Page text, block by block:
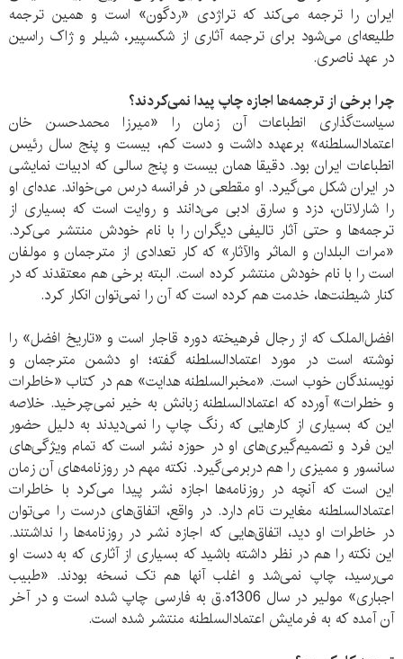
ایران را ترجمه می‌کند که تراژدی «رد‌گون» است و همین ترجمه
طلیعه‌ای می‌شود برای ترجمه آثاری از شکسپیر، شیلر و ژاک راسین
در عهد ناصری.
چرا برخی از ترجمه‌ها اجازه چاپ پیدا نمی‌کردند؟
سیاست‌گذاری انطباعات آن زمان را «میرزا محمدحسن خان
اعتماد‌السلطنه» برعهده داشت و دست کم، بیست و پنج سال رئیس
انطباعات ایران بود. دقیقا همان بیست و پنج سالی که ادبیات نمایشی
در ایران شکل می‌گیرد. او مقطعی در فرانسه درس می‌خواند. عده‌ای او
را شارلاتان، دزد و سارق ادبی می‌دانند و روایت است که بسیاری از
ترجمه‌ها و حتی آثار تالیفی دیگران را با نام خودش منتشر می‌کرد.
«مرات البلدان و الماثر والآثار» که کار تعدادی از مترجمان و مولفان
است را با نام خودش منتشر کرده است. البته برخی هم معتقدند که در
کنار شیطنت‌ها، خدمت هم کرده است که آن را نمی‌توان انکار کرد.
افضل‌الملک که از رجال فرهیخته دوره قاجار است و «تاریخ افضل» را
نوشته است در مورد اعتماد‌السلطنه گفته؛ او دشمن مترجمان و
نویسندگان خوب است. «مخبرالسلطنه هدایت» هم در کتاب «خاطرات
و خطرات» آورده که اعتماد‌السلطنه زبانش به خیر نمی‌چرخید. خلاصه
این که بسیاری از کارهایی که رنگ چاپ را نمی‌دیدند به دلیل حضور
این فرد و تصمیم‌گیری‌های او در حوزه نشر است که تمام ویژگی‌های
سانسور و ممیزی را هم دربرمی‌گیرد. نکته مهم در روزنامه‌های آن زمان
این است که آنچه در روزنامه‌ها اجازه نشر پیدا می‌کرد با خاطرات
اعتماد‌السلطنه مغایرت تام دارد. در واقع، اتفاق‌های درست را می‌توان
در خاطرات او دید، اتفاق‌هایی که اجازه نشر در روزنامه‌ها را نداشتند.
این نکته را هم در نظر داشته باشید که بسیاری از آثاری که به دست او
می‌رسید، چاپ نمی‌شد و اغلب آنها هم تک نسخه بودند. «طبیب
اجباری» مولیر در سال 1306ه.ق به فارسی چاپ شده است و در آخر
آن آمده که به فرمایش اعتماد‌السلطنه منتشر شده است.